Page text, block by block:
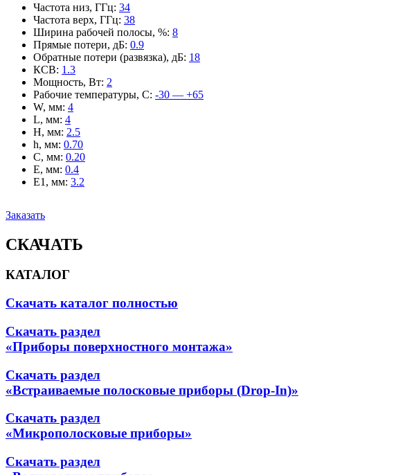
Частота низ, ГГц: 34
Частота верх, ГГц: 38
Ширина рабочей полосы, %: 8
Прямые потери, дБ: 0.9
Обратные потери (развязка), дБ: 18
КСВ: 1.3
Мощность, Вт: 2
Рабочие температуры, С: -30 — +65
W, мм: 4
L, мм: 4
H, мм: 2.5
h, мм: 0.70
C, мм: 0.20
E, мм: 0.4
E1, мм: 3.2
Заказать
СКАЧАТЬ
КАТАЛОГ
Скачать каталог полностью
Скачать раздел
«Приборы поверхностного монтажа»
Скачать раздел
«Встраиваемые полосковые приборы (Drop-In)»
Скачать раздел
«Микрополосковые приборы»
Скачать раздел